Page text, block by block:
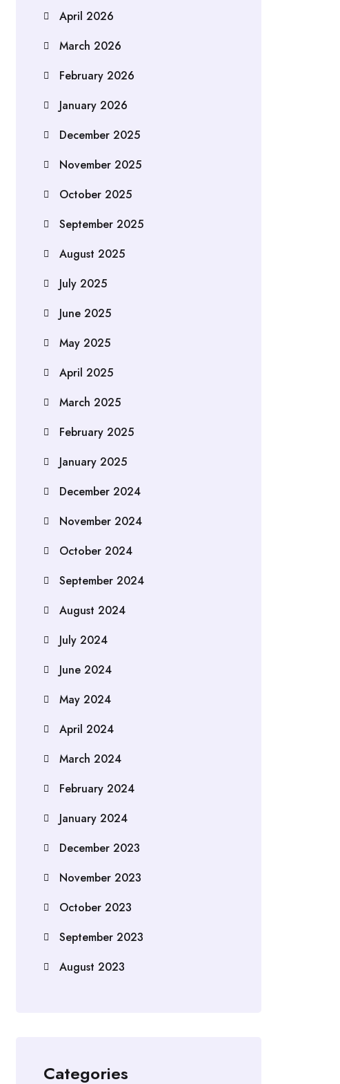
April 2026
March 2026
February 2026
January 2026
December 2025
November 2025
October 2025
September 2025
August 2025
July 2025
June 2025
May 2025
April 2025
March 2025
February 2025
January 2025
December 2024
November 2024
October 2024
September 2024
August 2024
July 2024
June 2024
May 2024
April 2024
March 2024
February 2024
January 2024
December 2023
November 2023
October 2023
September 2023
August 2023
Categories